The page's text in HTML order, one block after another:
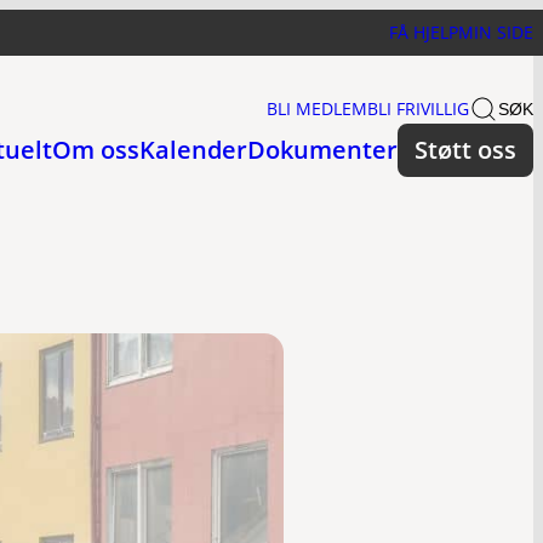
FÅ HJELPMIN SIDE
BLI MEDLEMBLI FRIVILLIG SØK
Om ossKalenderDokumenter Støtt oss